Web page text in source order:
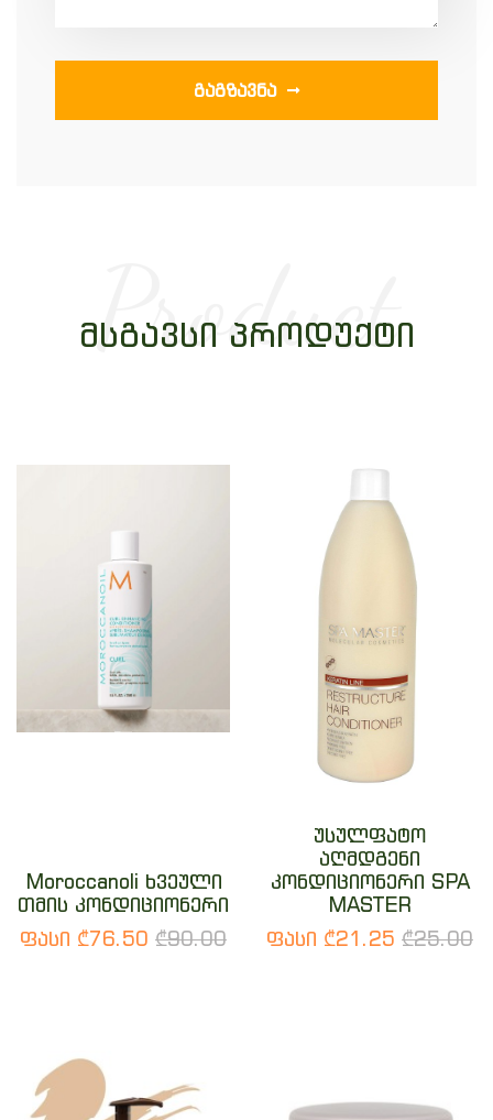
ᲒᲐᲒᲖᲐᲕᲜᲐ
Product
ᲛᲡᲒᲐᲕᲡᲘ ᲞᲠᲝᲓᲣᲥᲢᲘ
Moroccanoli ხვეული
თმის კონდიციონერი
ფასი ₾76.50 ₾90.00
უსულფატო
აღმდგენი
კონდიციონერი SPA
MASTER
ფასი ₾21.25 ₾25.00